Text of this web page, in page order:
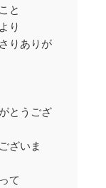
と
り
りありが
とうござ
ざいま
て